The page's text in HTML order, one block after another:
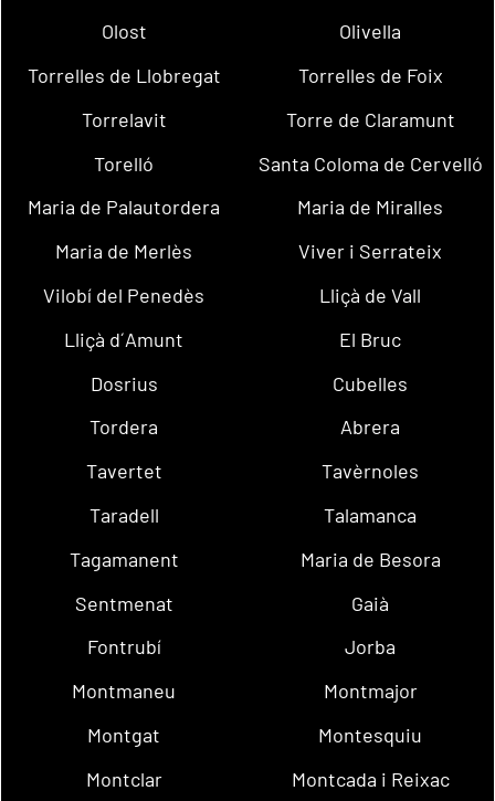
Olost
Olivella
Torrelles de Llobregat
Torrelles de Foix
Torrelavit
Torre de Claramunt
Torelló
Santa Coloma de Cervelló
Maria de Palautordera
Maria de Miralles
Maria de Merlès
Viver i Serrateix
Vilobí del Penedès
Lliçà de Vall
Lliçà d´Amunt
El Bruc
Dosrius
Cubelles
Tordera
Abrera
Tavertet
Tavèrnoles
Taradell
Talamanca
Tagamanent
Maria de Besora
Sentmenat
Gaià
Fontrubí
Jorba
Montmaneu
Montmajor
Montgat
Montesquiu
Montclar
Montcada i Reixac